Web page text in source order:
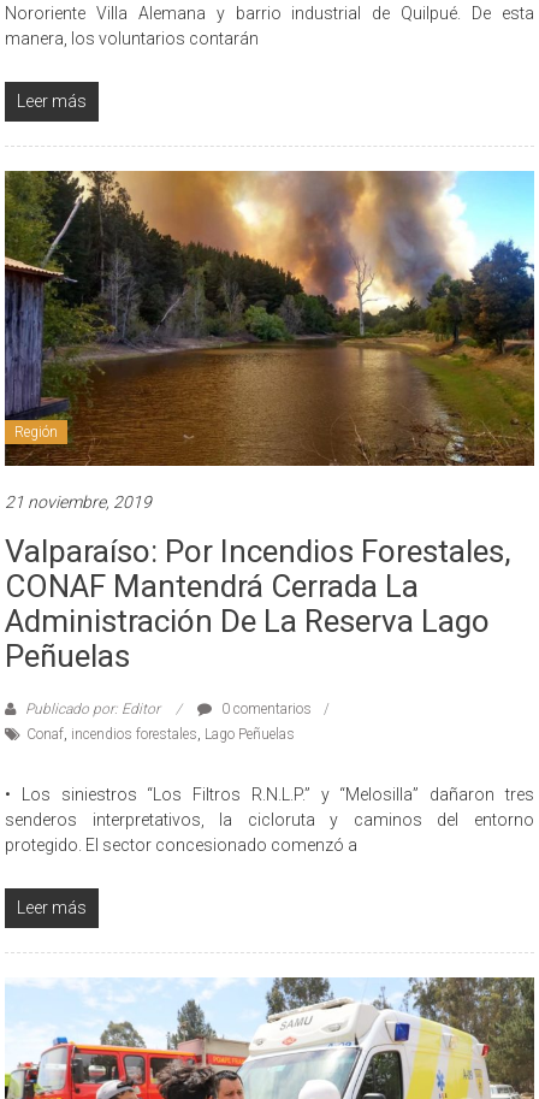
Nororiente Villa Alemana y barrio industrial de Quilpué. De esta
manera, los voluntarios contarán
Leer más
Región
21 noviembre, 2019
Valparaíso: Por Incendios Forestales,
CONAF Mantendrá Cerrada La
Administración De La Reserva Lago
Peñuelas
Publicado por: Editor
0 comentarios
Conaf, incendios forestales, Lago Peñuelas
• Los siniestros “Los Filtros R.N.L.P.” y “Melosilla” dañaron tres
senderos interpretativos, la cicloruta y caminos del entorno
protegido. El sector concesionado comenzó a
Leer más